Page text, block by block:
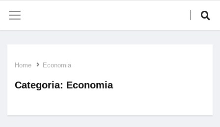
Home Economia
Categoria: Economia